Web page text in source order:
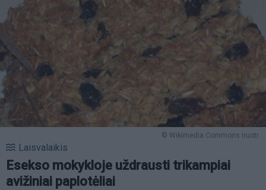
© Wikimedia Commons nuotr.
Laisvalaikis
Esekso mokykloje uždrausti trikampiai
avižiniai paplotėliai